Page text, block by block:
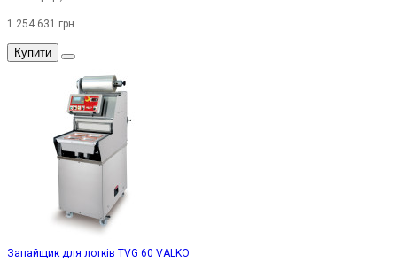
1 254 631 грн.
Купити
Запайщик для лотків TVG 60 VALKO